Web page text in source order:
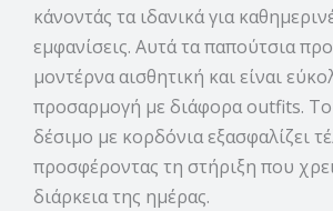
κάνοντάς τα ιδανικά για
εμφανίσεις. Αυτά τα παπούτσια
μοντέρνα αισθητική και είναι
προσαρμογή με διάφορα outfits.
δέσιμο με κορδόνια εξασφαλίζει
προσφέροντας τη στήριξη που
διάρκεια της ημέρας.